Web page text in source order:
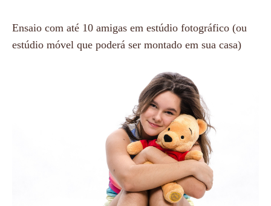
Ensaio com até 10 amigas em estúdio fotográfico (ou
estúdio móvel que poderá ser montado em sua casa)